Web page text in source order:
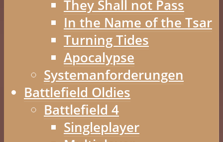
They Shall not Pass
In the Name of the Tsar
Turning Tides
Apocalypse
Systemanforderungen
Battlefield Oldies
Battlefield 4
Singleplayer